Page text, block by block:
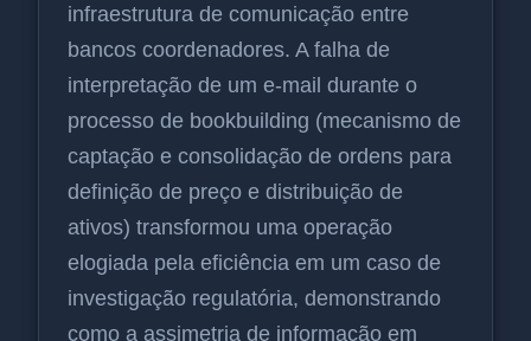
infraestrutura de comunicação entre
bancos coordenadores. A falha de
interpretação de um e-mail durante o
processo de bookbuilding (mecanismo de
captação e consolidação de ordens para
definição de preço e distribuição de
ativos) transformou uma operação
elogiada pela eficiência em um caso de
investigação regulatória, demonstrando
como a assimetria de informação em